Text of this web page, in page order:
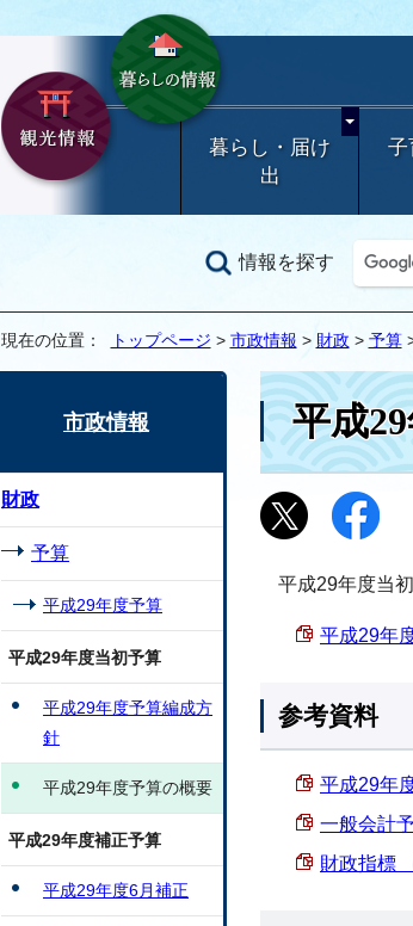
暮らし・届け
出
子
情報を探す
現在の位置： トップページ > 市政情報 > 財政 > 予算
平成
平成29年度当
平成29年
参考資料
平成29年
一般会計
財政指標
市政情報
財政
予算
平成29年度予算
平成29年度当初予算
平成29年度予算編成方
針
平成29年度予算の概要
平成29年度補正予算
平成29年度6月補正